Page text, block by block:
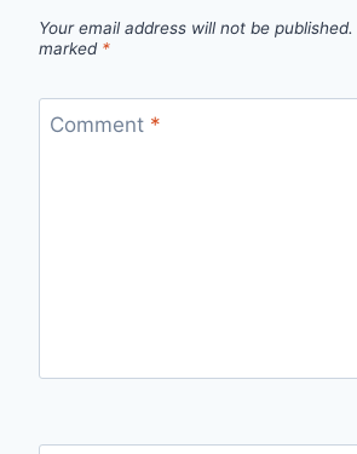
Your email address will not be published.
marked *
Comment *